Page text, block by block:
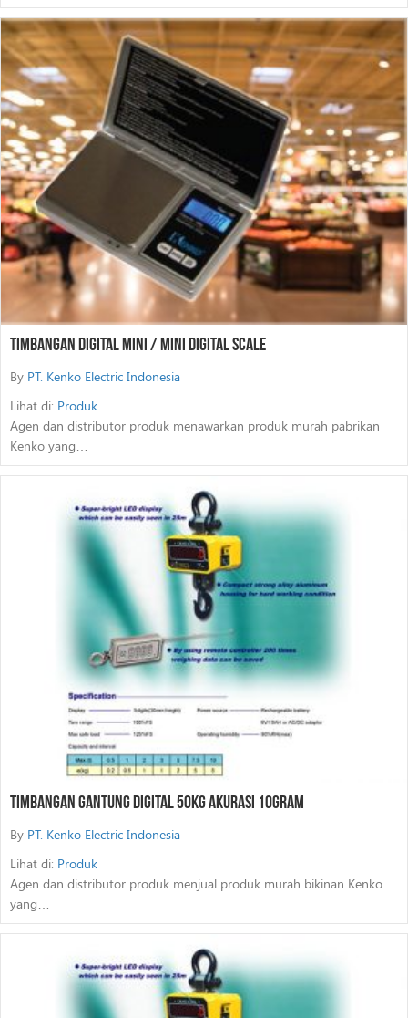
Timbangan Digital Mini / Mini Digital Scale
By PT. Kenko Electric Indonesia
Lihat di: Produk
Agen dan distributor produk menawarkan produk murah pabrikan
Kenko yang…
Timbangan Gantung Digital 50Kg Akurasi 10Gram
By PT. Kenko Electric Indonesia
Lihat di: Produk
Agen dan distributor produk menjual produk murah bikinan Kenko
yang…